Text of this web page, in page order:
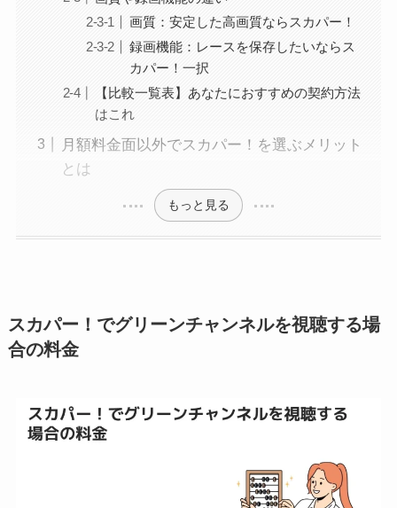
画質：安定した高画質ならスカパー！
録画機能：レースを保存したいならス
カパー！一択
【比較一覧表】あなたにおすすめの契約方法
はこれ
月額料金面以外でスカパー！を選ぶメリット
とは
もっと見る
スカパー！でグリーンチャンネルを視聴する場
合の料金